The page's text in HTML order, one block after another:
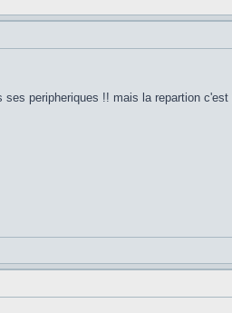
peripheriques !! mais la repartion c'est